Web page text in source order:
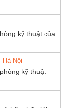
kỹ thuật của
Hà Nội
kỹ thuật